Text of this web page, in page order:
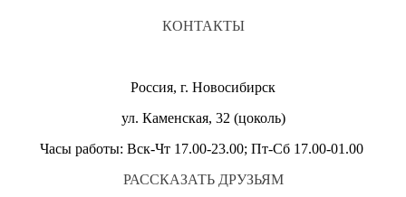
КОНТАКТЫ
Россия, г. Новосибирск
ул. Каменская, 32 (цоколь)
Часы работы: Вск-Чт 17.00-23.00; Пт-Сб 17.00-01.00
РАССКАЗАТЬ ДРУЗЬЯМ